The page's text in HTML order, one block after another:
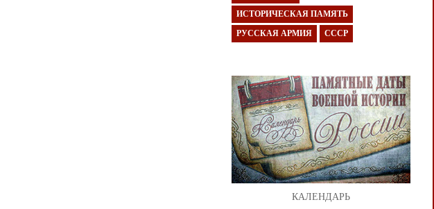
ИСТОРИЧЕСКАЯ ПАМЯТЬ
РУССКАЯ АРМИЯ СССР
КАЛЕНДАРЬ